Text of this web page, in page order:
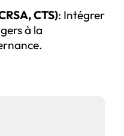
CTS): Intégrer
à la